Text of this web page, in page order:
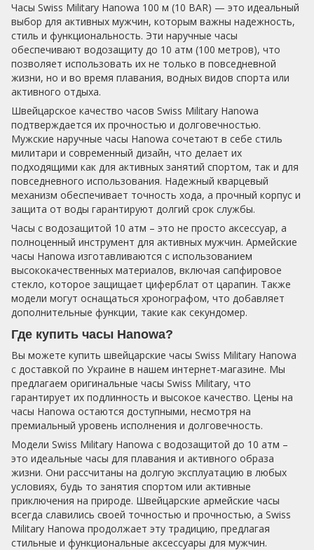
Часы Swiss Military Hanowa 100 м (10 BAR) — это идеальный
выбор для активных мужчин, которым важны надежность,
стиль и функциональность. Эти наручные часы
обеспечивают водозащиту до 10 атм (100 метров), что
позволяет использовать их не только в повседневной
жизни, но и во время плавания, водных видов спорта или
активного отдыха.
Швейцарское качество часов Swiss Military Hanowa
подтверждается их прочностью и долговечностью.
Мужские наручные часы Hanowa сочетают в себе стиль
милитари и современный дизайн, что делает их
подходящими как для активных занятий спортом, так и для
повседневного использования. Надежный кварцевый
механизм обеспечивает точность хода, а прочный корпус и
защита от воды гарантируют долгий срок службы.
Часы с водозащитой 10 атм – это не просто аксессуар, а
полноценный инструмент для активных мужчин. Армейские
часы Hanowa изготавливаются с использованием
высококачественных материалов, включая сапфировое
стекло, которое защищает циферблат от царапин. Также
модели могут оснащаться хронографом, что добавляет
дополнительные функции, такие как секундомер.
Где купить часы Hanowa?
Вы можете купить швейцарские часы Swiss Military Hanowa
с доставкой по Украине в нашем интернет-магазине. Мы
предлагаем оригинальные часы Swiss Military, что
гарантирует их подлинность и высокое качество. Цены на
часы Hanowa остаются доступными, несмотря на
премиальный уровень исполнения и долговечность.
Модели Swiss Military Hanowa с водозащитой до 10 атм –
это идеальные часы для плавания и активного образа
жизни. Они рассчитаны на долгую эксплуатацию в любых
условиях, будь то занятия спортом или активные
приключения на природе. Швейцарские армейские часы
всегда славились своей точностью и прочностью, а Swiss
Military Hanowa продолжает эту традицию, предлагая
стильные и функциональные аксессуары для мужчин.